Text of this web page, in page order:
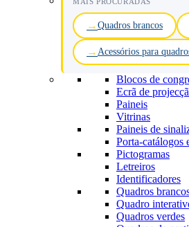
MAIS PROCURADAS
Quadros brancos
Acessórios para
Blocos de
Ecrã de
Paineis
Vitrinas
Paineis de
Porta-catálogos
Pictogramas
Letreiros
Identificadores
Quadros
Quadro
Quadros verdes